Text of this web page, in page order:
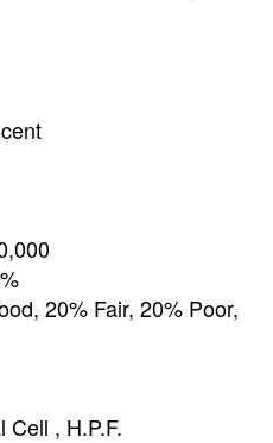
20% Fair, 20% Poor,
Cell , H.P.F.